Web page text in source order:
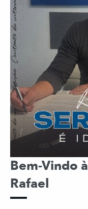
Bem-Vindo
Rafael